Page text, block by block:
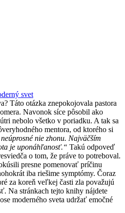
svet
Táto otázka znepokojovala pastora
Navonok síce pôsobil ako
nebolo všetko v poriadku. A tak sa
mentora, od ktorého si
neúprosné nie zhonu. Najväčším
je uponáhľanosť.“ Takú odpoveď
o tom, že práve to potreboval.
presne pomenovať príčinu
iba riešime symptómy. Čoraz
za koreň veľkej časti zla považujú
Na stránkach tejto knihy nájdete
moderného sveta udržať emočné